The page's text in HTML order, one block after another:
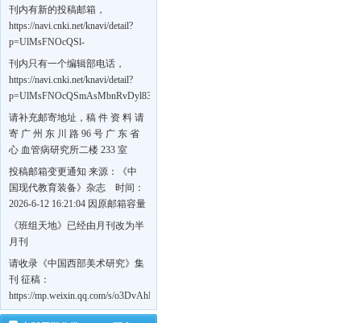
刊内有新的投稿邮箱，
https://navi.cnki.net/knavi/detail?
p=UlMsFNOcQSl-
刊内只有一个编辑部电话，
https://navi.cnki.net/knavi/detail?
p=UlMsFNOcQSmAsMbnRvDyl83fGGu5dcrBYtF-
w7VFJdSWT5tem1RQ5W2sC5HRG-
S8mH75DuljrTVfVeoXxT4L0b-
Yrk7HaGd7C2w5FD7nrnLRR5Q57zsTTQ==&uniplatform=NZKPT&language=CHS
请补充邮寄地址，稿 件 资 料 请
寄 广 州 东 川 路 96 号 广 东 省
心 血管病研究所二楼 233 室
《岭南心血管病杂志》编辑部
收，
https://navi.cnki.net/knavi/detail?
BMxk-
109PkA==&uniplatform=NZKPT&language=CHS
投稿邮箱变更通知 来源：《中
国现代教育装备》杂志 时间：
2026-6-12 16:21:04 因原邮箱容量
有限，自即日起停止使用，我刊
投稿邮箱变更为 高教投稿邮
邮箱：bedu@cmee.net.cn
《班组天地》已经由月刊改为半
月刊
请收录《中国西部美术研究》集
刊 征稿：
https://mp.weixin.qq.com/s/o3DvAhL6jtTS9ASccwcwPQ
第一辑：